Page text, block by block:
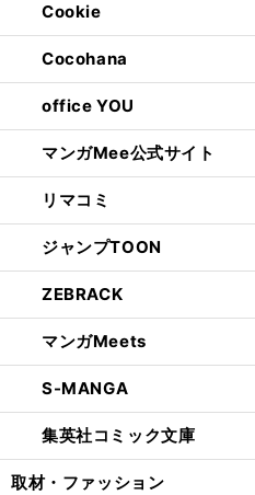
Cookie
Cocohana
office YOU
マンガMee公式サイト
リマコミ
ジャンプTOON
ZEBRACK
マンガMeets
S-MANGA
集英社コミック文庫
取材・ファッション